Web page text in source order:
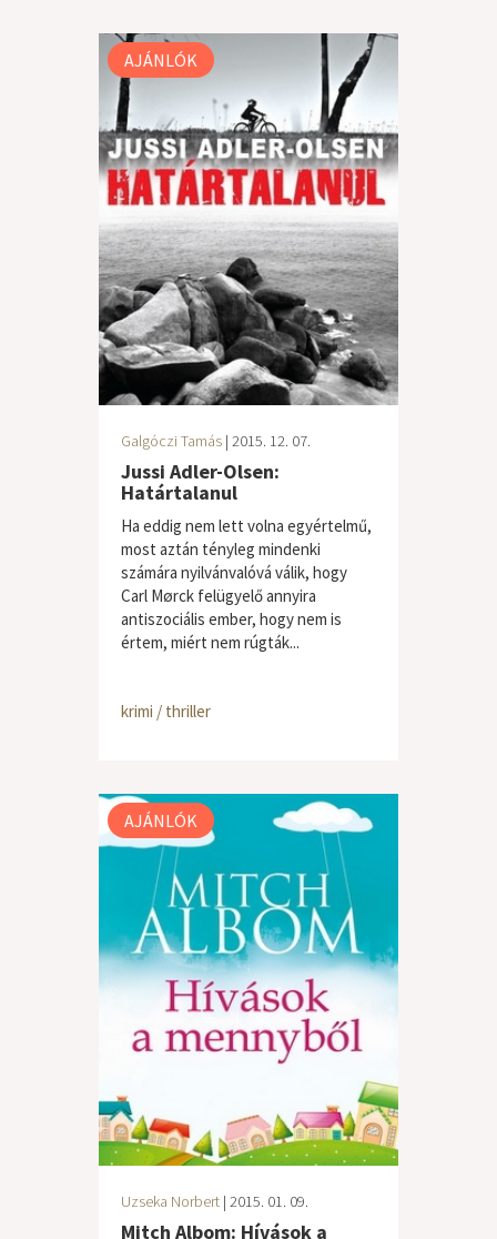
AJÁNLÓK
Galgóczi Tamás | 2015. 12. 07.
Jussi Adler-Olsen:
Határtalanul
Ha eddig nem lett volna egyértelmű,
most aztán tényleg mindenki
számára nyilvánvalóvá válik, hogy
Carl Mørck felügyelő annyira
antiszociális ember, hogy nem is
értem, miért nem rúgták...
krimi / thriller
AJÁNLÓK
Uzseka Norbert | 2015. 01. 09.
Mitch Albom: Hívások a